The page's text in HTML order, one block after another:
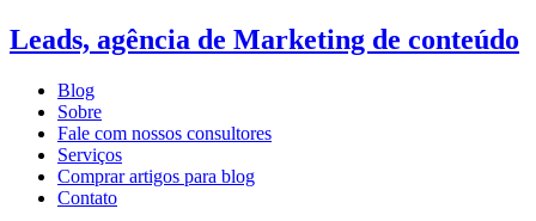
Leads, agência de Marketing de conteúdo
Blog
Sobre
Fale com nossos consultores
Serviços
Comprar artigos para blog
Contato